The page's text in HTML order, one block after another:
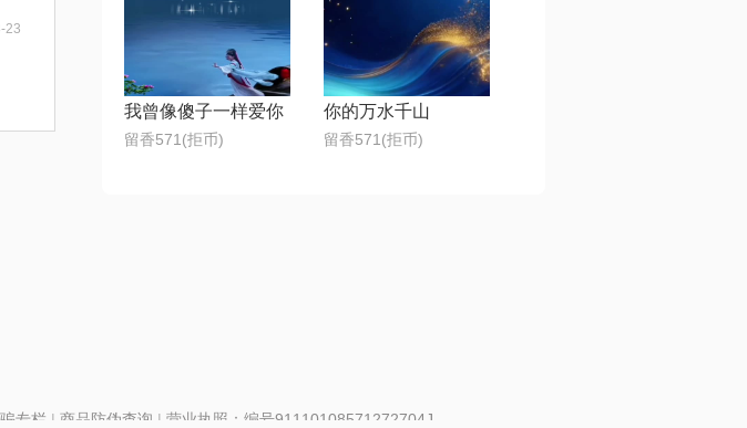
23
我曾像傻子一样爱你
留香571(拒币)
你的万水千山
留香571(拒币)
专栏 | 商品防伪查询 | 营业执照：编号91110108571272704J